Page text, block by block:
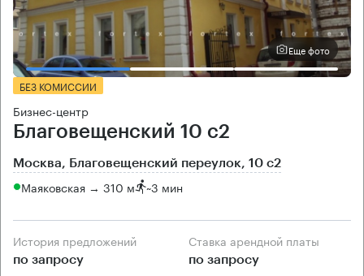
Еще фото
БЕЗ КОМИССИИ
Бизнес-центр
Благовещенский 10 с2
Москва, Благовещенский переулок, 10 с2
Маяковская → 310 м ~3 мин
История предложений
по запросу
Ставка арендной платы
по запросу